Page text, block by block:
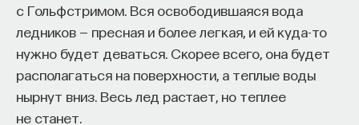
с Гольфстримом. Вся освободившаяся вода
ледников — пресная и более легкая, и ей куда-то
нужно будет деваться. Скорее всего, она будет
располагаться на поверхности, а теплые воды
нырнут вниз. Весь лед растает, но теплее
не станет.